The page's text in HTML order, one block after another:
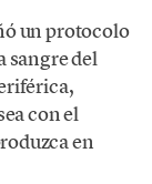
un protocolo
sangre del
con el
en